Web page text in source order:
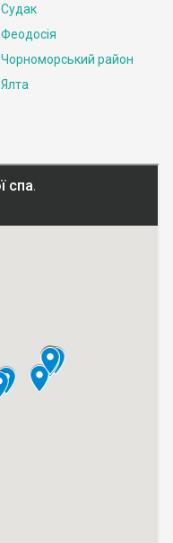
Судак
Феодосія
Чорноморський район
Ялта